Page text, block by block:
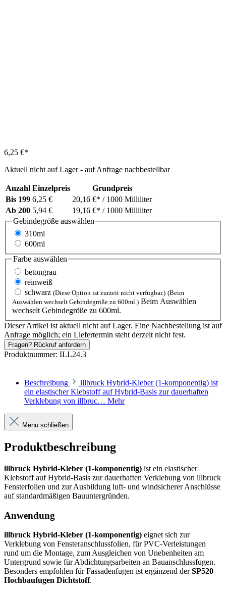
6,25 €*
Aktuell nicht auf Lager - auf Anfrage nachbestellbar
Anzahl Einzelpreis
Grundpreis
Bis 199 6,25 € 20,16 €* / 1000 Milliliter
Ab 200 5,94 € 19,16 €* / 1000 Milliliter
Gebindegröße auswählen
310ml
600ml
Farbe auswählen
betongrau
reinweiß
schwarz (Diese Option ist zurzeit nicht verfügbar.) (Beim
Auswählen wechselt Gebindegröße zu 600ml.) Beim Auswählen
wechselt Gebindegröße zu 600ml.
Dieser Artikel ist aktuell nicht auf Lager. Eine Nachbestellung ist auf
Anfrage möglich; ein Liefertermin steht derzeit nicht fest.
Fragen? Rückruf anfordern
Produktnummer: ILL24.3
Beschreibung
illbruck Hybrid-Kleber (1-komponentig) ist
ein elastischer Klebstoff auf Hybrid-Basis zur dauerhaften
Verklebung von illbruc… Mehr
Menü schließen
Produktbeschreibung
illbruck Hybrid-Kleber (1-komponentig) ist ein elastischer
Klebstoff auf Hybrid-Basis zur dauerhaften Verklebung von illbruck
Fensterfolien und zur Ausbildung luft- und windsicherer Anschlüsse
auf standardmäßigen Bauuntergründen.
Anwendung
illbruck Hybrid-Kleber (1-komponentig) eignet sich zur
Verklebung von Fensteranschlussfolien, für PVC-Verleistungen
rund um die Montage, zum Ausgleichen von Unebenheiten am
Untergrund sowie für Abdichtungsarbeiten an Bauanschlussfugen.
Besonders empfohlen für Fassadenfugen ist ergänzend derSP520
Hochbaufugen Dichtstoff.